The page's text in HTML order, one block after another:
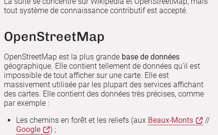
tout système de connaissance contributif est accepté.
OpenStreetMap
OpenStreetMap est la plus grande base de données
géographique. Elle contient tellement de données qu’il est
impossible de tout afficher sur une carte. Elle est
massivement utilisée par les plupart des services affichant
des cartes. Elle contient des données très précises, comme
par exemple :
Les chemins en forêt et les reliefs (aux Beaux-Monts
//
Google
) ;